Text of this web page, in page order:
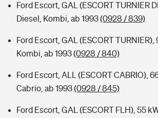
Ford Escort, GAL (ESCORT TURNIER
Diesel, Kombi, ab 1993(0928 / 839)
Ford Escort, GAL (ESCORT TURNIER),
Kombi, ab 1993(0928 / 840)
Ford Escort, ALL (ESCORT CABRIO),
Cabrio, ab 1993(0928 / 845)
Ford Escort, GAL (ESCORT FLH), 55